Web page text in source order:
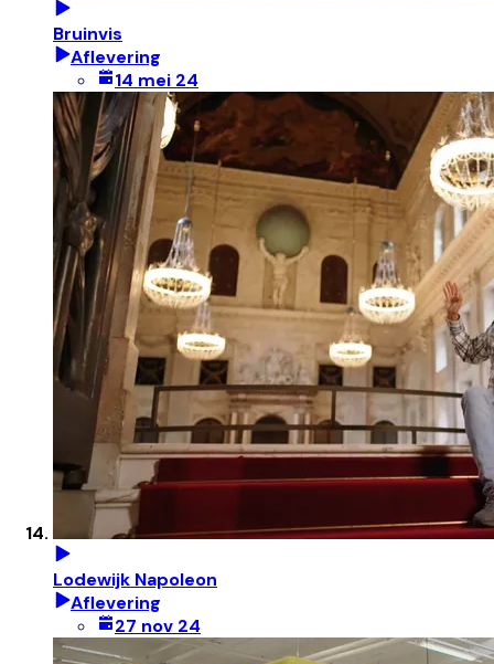
Bruinvis
Aflevering
14 mei 24
Lodewijk Napoleon
Aflevering
27 nov 24